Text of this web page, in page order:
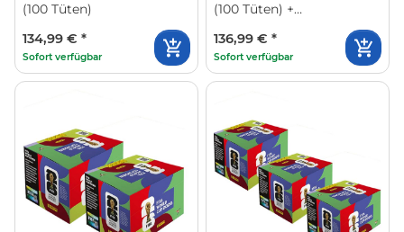
(100 Tüten)
134,99 € *
Sofort verfügbar
(100 Tüten) +
136,99 € *
Sofort verfügbar